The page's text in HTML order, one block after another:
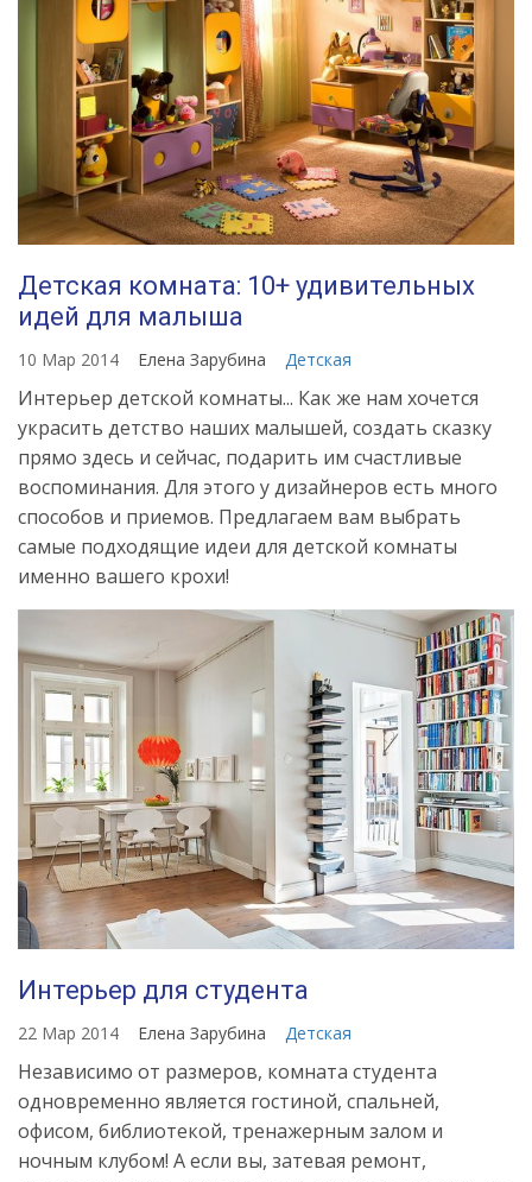
Детская комната: 10+ удивительных
идей для малыша
10 Мар 2014 Елена Зарубина Детская
Интерьер детской комнаты... Как же нам хочется
украсить детство наших малышей, создать сказку
прямо здесь и сейчас, подарить им счастливые
воспоминания. Для этого у дизайнеров есть много
способов и приемов. Предлагаем вам выбрать
самые подходящие идеи для детской комнаты
именно вашего крохи!
Интерьер для студента
22 Мар 2014 Елена Зарубина Детская
Независимо от размеров, комната студента
одновременно является гостиной, спальней,
офисом, библиотекой, тренажерным залом и
ночным клубом! А если вы, затевая ремонт,